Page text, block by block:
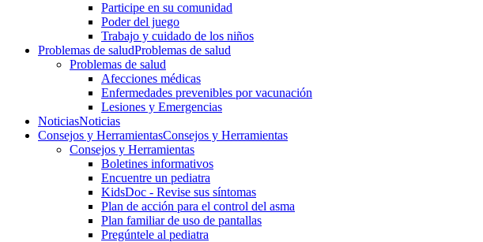
Participe en su comunidad
Poder del juego
Trabajo y cuidado de los niños
Problemas de saludProblemas de salud
Problemas de salud
Afecciones médicas
Enfermedades prevenibles por vacunación
Lesiones y Emergencias
NoticiasNoticias
Consejos y HerramientasConsejos y Herramientas
Consejos y Herramientas
Boletines informativos
Encuentre un pediatra
KidsDoc - Revise sus síntomas
Plan de acción para el control del asma
Plan familiar de uso de pantallas
Pregúntele al pediatra